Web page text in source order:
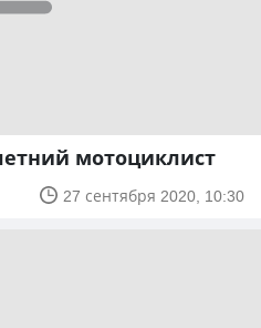
мотоциклист
27 сентября 2020, 10:30